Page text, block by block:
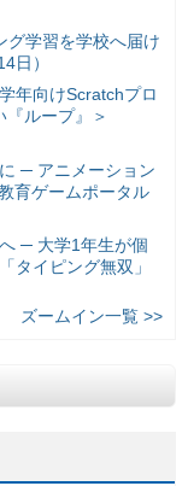
グ学習を学校へ届け
日）
年向けScratchプロ
ループ』＞
─ アニメーション
育ゲームポータル
─ 大学1年生が個
タイピング無双」
ズームイン一覧 >>